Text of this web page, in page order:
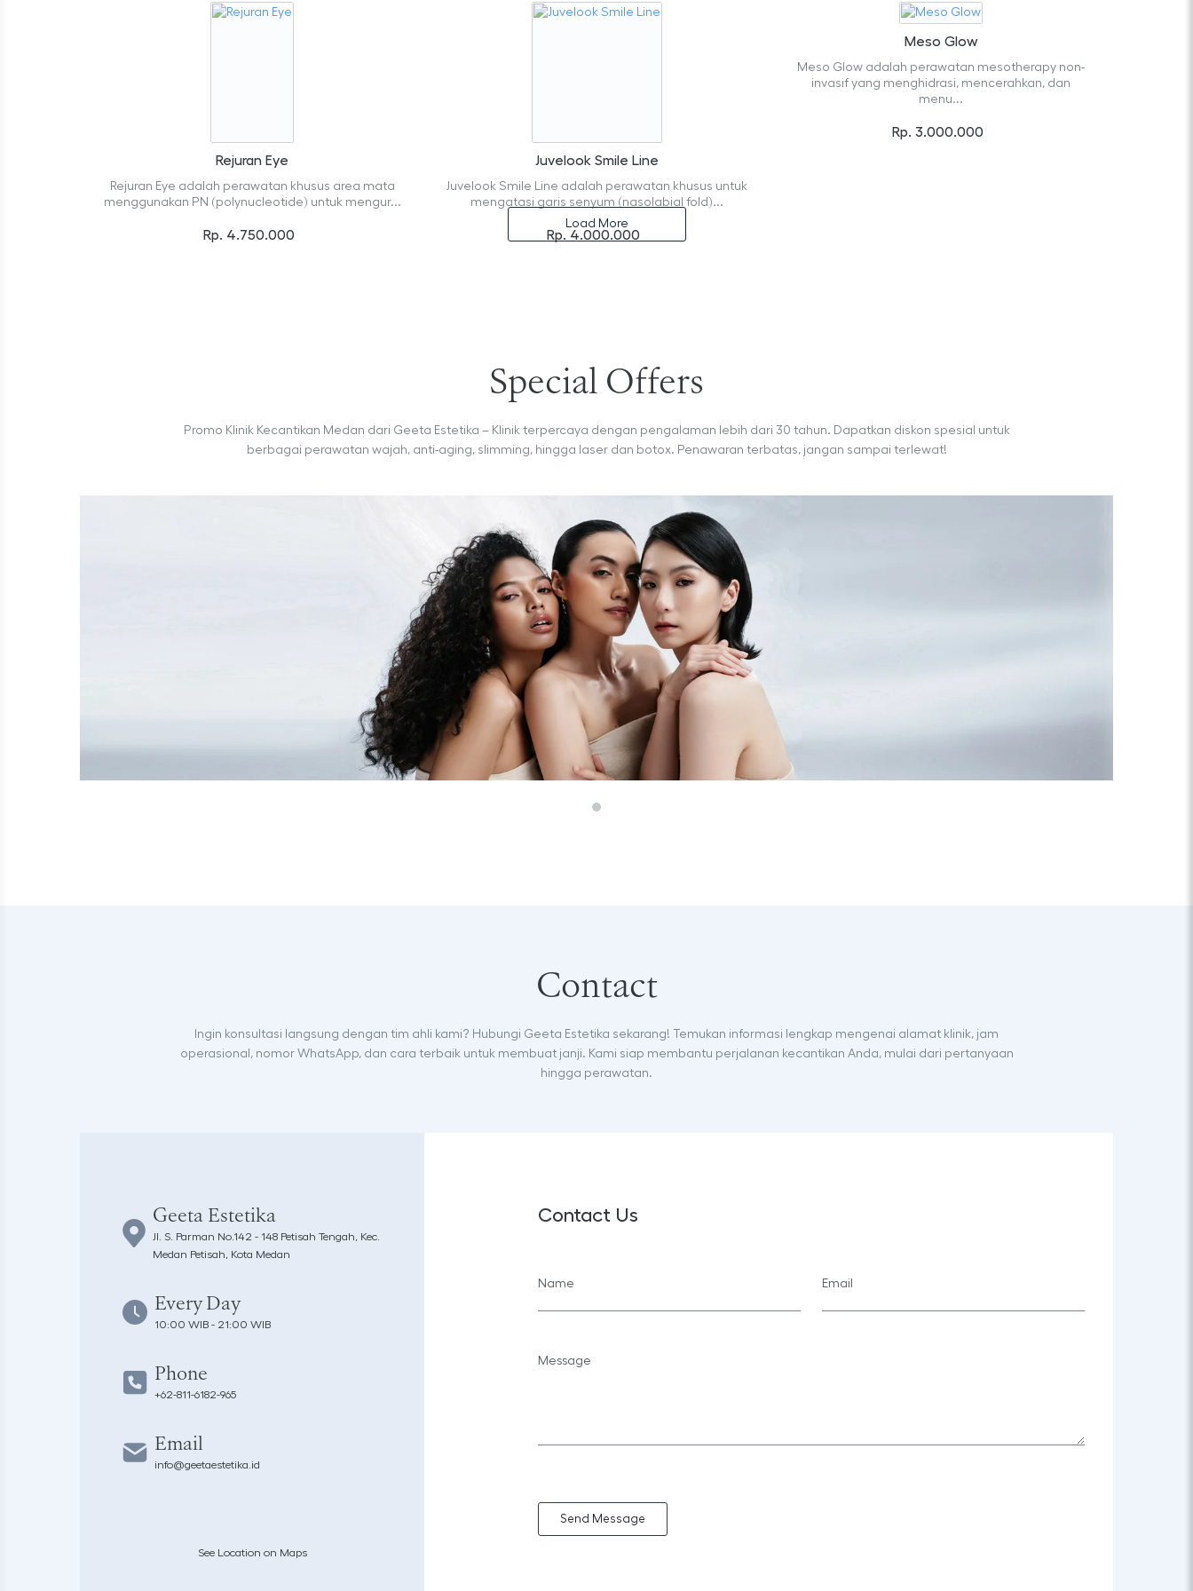
Rejuran Eye
Rejuran Eye adalah perawatan khusus area mata
menggunakan PN (polynucleotide) untuk mengur...
Rp. 4.750.000
Juvelook Smile Line
Juvelook Smile Line adalah perawatan khusus untuk
mengatasi garis senyum (nasolabial fold)...
Rp. 4.000.000
Meso Glow
Meso Glow adalah perawatan mesotherapy non-
invasif yang menghidrasi, mencerahkan, dan
menu...
Rp. 3.000.000
Load More
Special Offers
Promo Klinik Kecantikan Medan dari Geeta Estetika – Klinik terpercaya dengan pengalaman lebih dari 30 tahun. Dapatkan diskon spesial untuk
berbagai perawatan wajah, anti-aging, slimming, hingga laser dan botox. Penawaran terbatas, jangan sampai terlewat!
Contact
Ingin konsultasi langsung dengan tim ahli kami? Hubungi Geeta Estetika sekarang! Temukan informasi lengkap mengenai alamat klinik, jam
operasional, nomor WhatsApp, dan cara terbaik untuk membuat janji. Kami siap membantu perjalanan kecantikan Anda, mulai dari pertanyaan
hingga perawatan.
Geeta Estetika
Jl. S. Parman No.142 - 148 Petisah Tengah, Kec.
Medan Petisah, Kota Medan
Every Day
10:00 WIB - 21:00 WIB
Phone
+62-811-6182-965
Email
info@geetaestetika.id
See Location on Maps
Contact Us
Send Message